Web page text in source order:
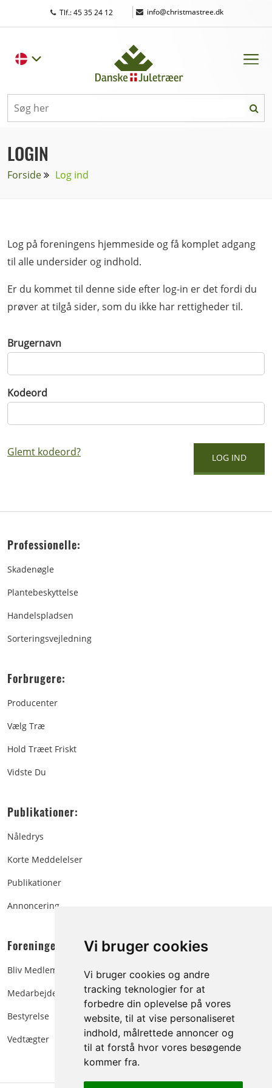
Vi bruger cookies
Vi bruger cookies og andre
tracking teknologier for at
forbedre din oplevelse på vores
website, til at vise personaliseret
indhold, målrettede annoncer og
til at forstå hvor vores besøgende
kommer fra.
Tlf.: 45 35 24 12 | info@christmastree.dk
LOGIN
Forside Log ind
Log på foreningens hjemmeside og få komplet adgang
til alle undersider og indhold.
Er du kommet til denne side efter log-in er det fordi du
prøver at tilgå sider, som du ikke har rettigheder til.
Brugernavn
Kodeord
Glemt kodeord?
Professionelle:
Skadenøgle
Plantebeskyttelse
Handelspladsen
Sorteringsvejledning
Forbrugere:
Producenter
Vælg Træ
Hold Træet Friskt
Vidste Du
Publikationer:
Nåledrys
Korte Meddelelser
Publikationer
Annoncering
Foreningen:
Bliv Medlem
Medarbejdere
Bestyrelse
Vedtægter